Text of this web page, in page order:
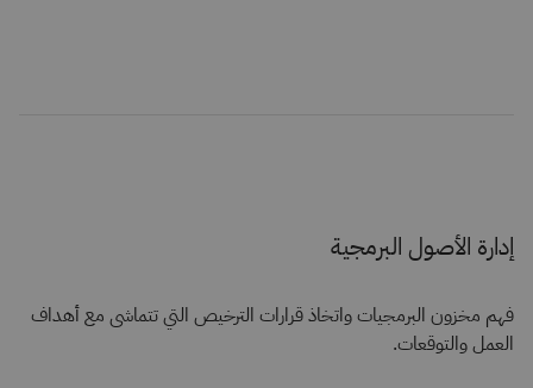
إدارة الأصول البرمجية
فهم مخزون البرمجيات واتخاذ قرارات الترخيص التي تتماشى مع أهداف
العمل والتوقعات.